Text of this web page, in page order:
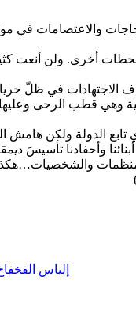
والاعتصامات في
أخرى. ولن أنعت
في ظلّ حريات
وهي قطب الرحى
الدولة ولكن هامش
وأحفادنا تأسيسَ
إلياس